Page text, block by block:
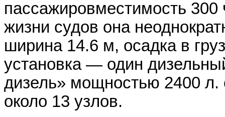
пассажировместимость 300
жизни судов она
ширина 14.6 м, осадка в
установка — один
дизель» мощностью 2400 л.
около 13 узлов.